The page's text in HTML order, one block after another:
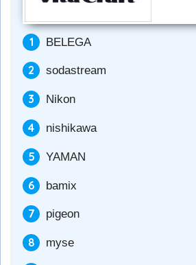
BELEGA
sodastream
Nikon
nishikawa
YAMAN
bamix
pigeon
myse